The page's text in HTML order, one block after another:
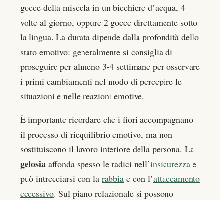
gocce della miscela in un bicchiere d’acqua, 4
volte al giorno, oppure 2 gocce direttamente sotto
la lingua. La durata dipende dalla profondità dello
stato emotivo: generalmente si consiglia di
proseguire per almeno 3-4 settimane per osservare
i primi cambiamenti nel modo di percepire le
situazioni e nelle reazioni emotive.
È importante ricordare che i fiori accompagnano
il processo di riequilibrio emotivo, ma non
sostituiscono il lavoro interiore della persona. La
gelosia affonda spesso le radici nell’insicurezza e
può intrecciarsi con la rabbia e con l’attaccamento
eccessivo. Sul piano relazionale si possono